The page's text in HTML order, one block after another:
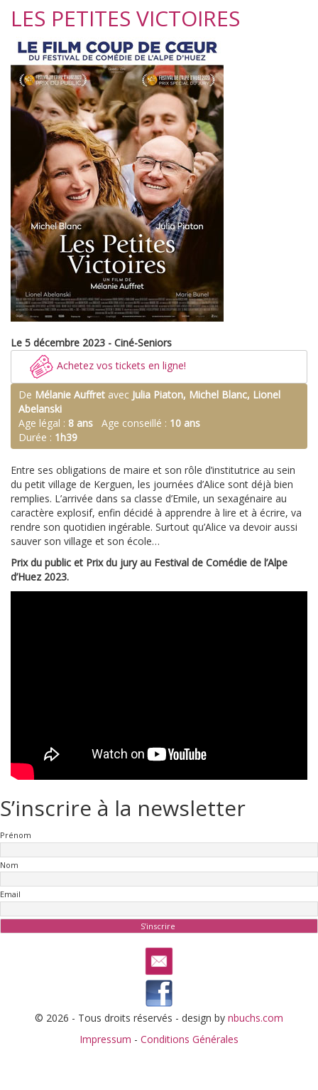
LES PETITES VICTOIRES
Le 5 décembre 2023 - Ciné-Seniors
Achetez vos tickets en ligne!
De Mélanie Auffret avec Julia Piaton, Michel Blanc, Lionel
Abelanski
Age légal : 8 ans Age conseillé : 10 ans
Durée : 1h39
Entre ses obligations de maire et son rôle d’institutrice au sein
du petit village de Kerguen, les journées d’Alice sont déjà bien
remplies. L’arrivée dans sa classe d’Emile, un sexagénaire au
caractère explosif, enfin décidé à apprendre à lire et à écrire, va
rendre son quotidien ingérable. Surtout qu’Alice va devoir aussi
sauver son village et son école…
Prix du public et Prix du jury au Festival de Comédie de l’Alpe
d’Huez 2023.
S’inscrire à la newsletter
Prénom
Nom
Email
© 2026 - Tous droits réservés - design by nbuchs.com
Impressum - Conditions Générales